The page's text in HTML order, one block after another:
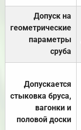
Допуск на
геометрические
параметры
сруба
Допускается
стыковка бруса,
вагонки и
половой доски